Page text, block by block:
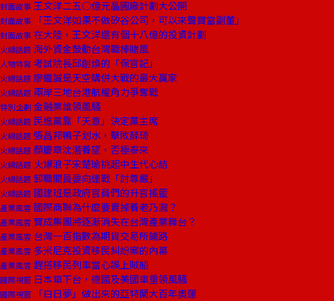
封面故事 王文洋二五○億元晶圓廠計劃大公開
封面故事 「王文洋如果不做矽谷公司，可以來聲寶當副董」
封面故事 在大陸，王文洋還有個十八億的投資計劃
火線話題 海外資金鼓動台灣職棒賭風
人物特寫 考試院長邱創煥的「保官記」
火線話題 廖繼誠是天空購併大戰的最大贏家
火線話題 兩岸三地台港航權角力爭奪戰
特別企劃 金融業誰領風騷
火線話題 民進黨靠「天意」決定黨主席
火線話題 張昌邦鴨子划水，擊敗薛琦
火線話題 顏慶章沈潛養望，否極泰來
火線話題 火爆浪子宋楚瑜挑起中生代心結
火線話題 卸職閣員要向連戰「討尊嚴」
火線話題 國建班是政府官員們的升官搖籃
產業風雲 國際商聯為什麼要賣掉養老乃瀧？
產業風雲 寶成集團將逐漸消失在台灣產業舞台？
產業風雲 台灣一百指數為期貨交易所鋪路
產業風雲 多米尼克投資移民糾紛案的內幕
產業風雲 趕搭移民列車當心誤上賊船
國際視窗 日本車下台，德國及美國車重領風騷
國際視窗 「白日夢」做出來的亞特蘭大百年奧運